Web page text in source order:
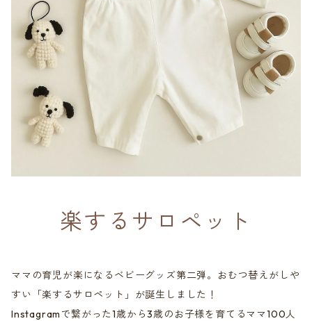
楽するサロペット
ママの育児が楽になるベビーグッズ第二弾。おむつ替えがしや
すい「楽するサロペット」が誕生しました！
Instagramで繋がった1歳から3歳のお子様を育てるママ100人